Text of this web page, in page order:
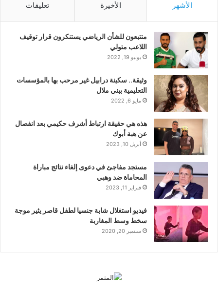
الأشهر الأخيرة تعليقات
متتبعون للشأن الرياضي يستنكرون قرار توقيف
اللاعب متولي
يونيو 19, 2022
وثيقة.. سكينة درابيل غير مرحب بها بالمؤسسات
التعليمية ببني ملال
مايو 6, 2022
هذه هي حقيقة ارتباط أشرف حكيمي بعد انفصال
عن هبة أبوك
أبريل 10, 2023
مستجد مفاجئ في دعوى إلغاء نتائج مباراة
المحاماة ضد وهبي
فبراير 11, 2023
فيديو استغلال شابة جنسيا لطفل قاصر يثير موجة
سخط وسط المغاربة
سبتمبر 20, 2020